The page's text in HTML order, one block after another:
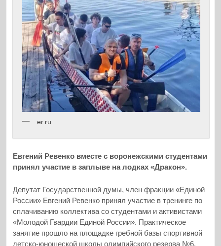
er.ru.
Евгений Ревенко вместе с воронежскими студентами
принял участие в заплыве на лодках «Дракон».
Депутат Государственной думы, член фракции «Единой
России» Евгений Ревенко принял участие в тренинге по
сплачиванию коллектива со студентами и активистами
«Молодой Гвардии Единой России». Практическое
занятие прошло на площадке гребной базы спортивной
детско-юношеской школы олимпийского резерва №6.